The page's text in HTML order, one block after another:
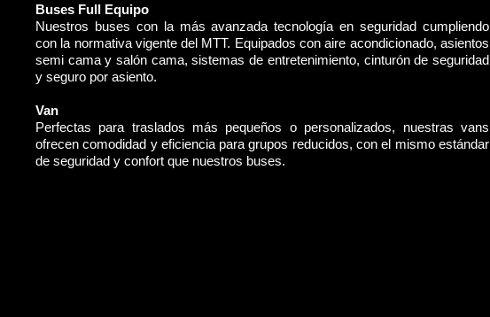
Buses Full Equipo
Nuestros buses con la más avanzada tecnología en seguridad cumpliendo
con la normativa vigente del MTT. Equipados con aire acondicionado, asientos
semi cama y salón cama, sistemas de entretenimiento, cinturón de seguridad
y seguro por asiento.
Van
Perfectas para traslados más pequeños o personalizados, nuestras vans
ofrecen comodidad y eficiencia para grupos reducidos, con el mismo estándar
de seguridad y confort que nuestros buses.